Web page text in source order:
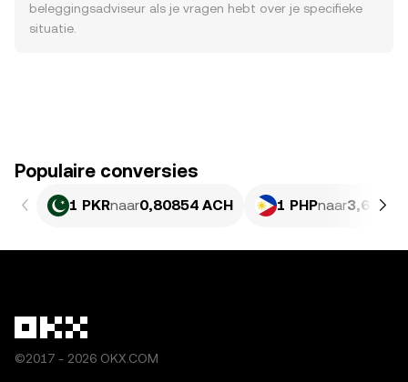
beleggingsadviseur als je vragen hebt over je specifieke
situatie.
Populaire conversies
1 PKRnaar0,80854 ACH 1 PHPnaar3,691
©2017 - 2026 OKX.COM